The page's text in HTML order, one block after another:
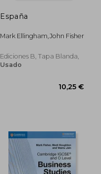
España
Mark Ellingham,John Fisher
Ediciones B, Tapa Blanda,
Usado